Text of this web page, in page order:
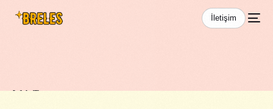
İletişim
Web Tasarım